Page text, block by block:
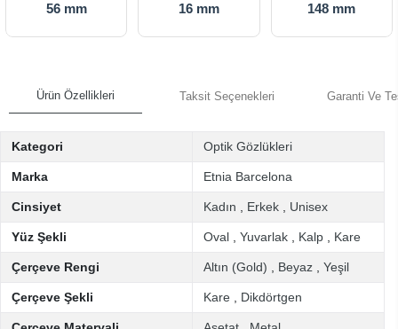
56 mm 16 mm 148 mm
Ürün Özellikleri Taksit Seçenekleri Garanti Ve
Kategori Optik Gözlükleri
Marka Etnia Barcelona
Cinsiyet Kadın Erkek Unisex
Yüz Şekli Oval Yuvarlak Kalp Kare
Çerçeve Rengi Altın (Gold) Beyaz Yeşil
Çerçeve Şekli Kare Dikdörtgen